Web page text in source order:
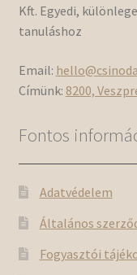
Kft. Egyedi,
tanuláshoz
Email:
Címünk: 8200,
Fontos
Adatvédelem
Általános
Fogyasztói